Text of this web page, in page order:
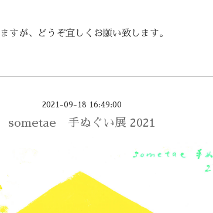
すが、どうぞ宜しくお願い致します。
2021-09-18 16:49:00
sometae 手ぬぐい展 2021